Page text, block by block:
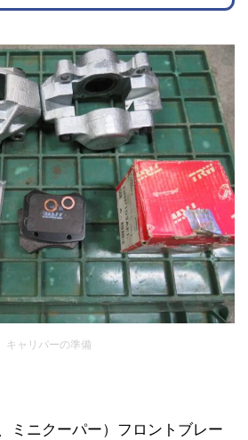
キャリパーの準備
ミニクーパー）フロントブレー